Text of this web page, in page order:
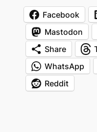
Facebook
Mastodon
Share
WhatsApp
Reddit